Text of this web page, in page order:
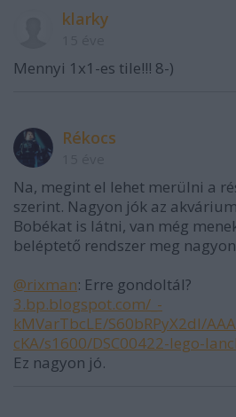
klarky
Mennyi 1x1-es tile!!! 8-)
Rékocs
Na, megint el lehet merülni a
szerint. Nagyon jók az
Bobékat is látni, van még
beléptető rendszer meg
@rixman: Erre gondoltál?
3.bp.blogspot.com/_-
kMVarTbcLE/S60bRPyX2dI/
cKA/s1600/DSC00422-lego-
Ez nagyon jó.